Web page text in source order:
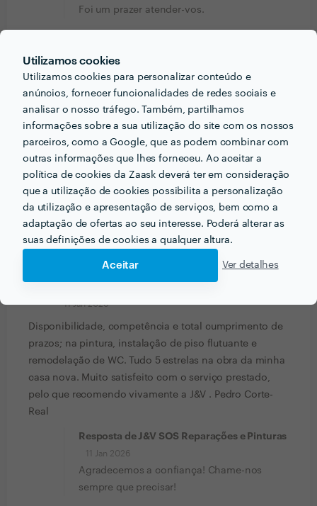
Utilizamos cookies
Utilizamos cookies para personalizar conteúdo e
anúncios, fornecer funcionalidades de redes sociais e
analisar o nosso tráfego. Também, partilhamos
informações sobre a sua utilização do site com os nossos
parceiros, como a Google, que as podem combinar com
outras informações que lhes forneceu. Ao aceitar a
política de cookies da Zaask deverá ter em consideração
que a utilização de cookies possibilita a personalização
da utilização e apresentação de serviços, bem como a
adaptação de ofertas ao seu interesse. Poderá alterar as
suas definições de cookies a qualquer altura.
Aceitar Ver detalhes
Foi um prazer atender-vos.
Trabalho realizado fora da plataforma
2 Fev 2026
Trabalho de manutenção realizado de forma correta e
dentro do combinado. Serviço bem executado e
espaço deixado em boas condições.
Resposta de J&V SOS Reparações e Pinturas
9 Fev 2026
Obrigado pelo feedback. Chamem sempre
que precisarem .
Pedro Corte Real
11 Jan 2026
Disponibilidade, competência e total cumprimento de
prazos; na pintura, instalação de piso flutuante e
remodelação de WC. Tudo 5 estrelas na obra da minha
casa nova. Muito satisfeito com o serviço prestado,
pelo que recomendo vivamente a J&V . Pedro Corte-
Real
Resposta de J&V SOS Reparações e Pinturas
11 Jan 2026
Agradecemos a confiança! Chame-nos
sempre que precisar!